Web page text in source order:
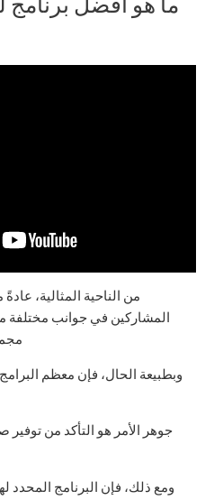
من الناحية المثالية،
المشاركين في جوانب مختلفة
وبطبيعة الحال، فإن معظم
جوهر الأمر هو التأكد من توفير
ومع ذلك، فإن البرنامج المحدد